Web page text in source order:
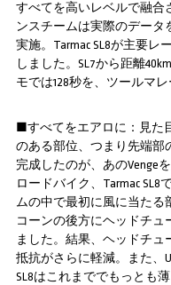
すべてを高いレベルで融合
ンスチームは実際のデータ
実施。Tarmac SL8が主要レ
しました。SL7から距離
モでは128秒を、ツールマ
■すべてをエアロに：見た
のある部位、つまり先端部
完成したのが、あのVenge
ロードバイク、Tarmac
ムの中で最初に風に当たる
コーンの後方にヘッドチュ
ました。結果、ヘッドチ
抵抗がさらに軽減。また、
SL8はこれまででもっとも